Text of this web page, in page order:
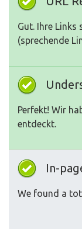
Gut. Ihre Links
(sprechende
Perfekt! Wir
entdeckt.
In-
We found a